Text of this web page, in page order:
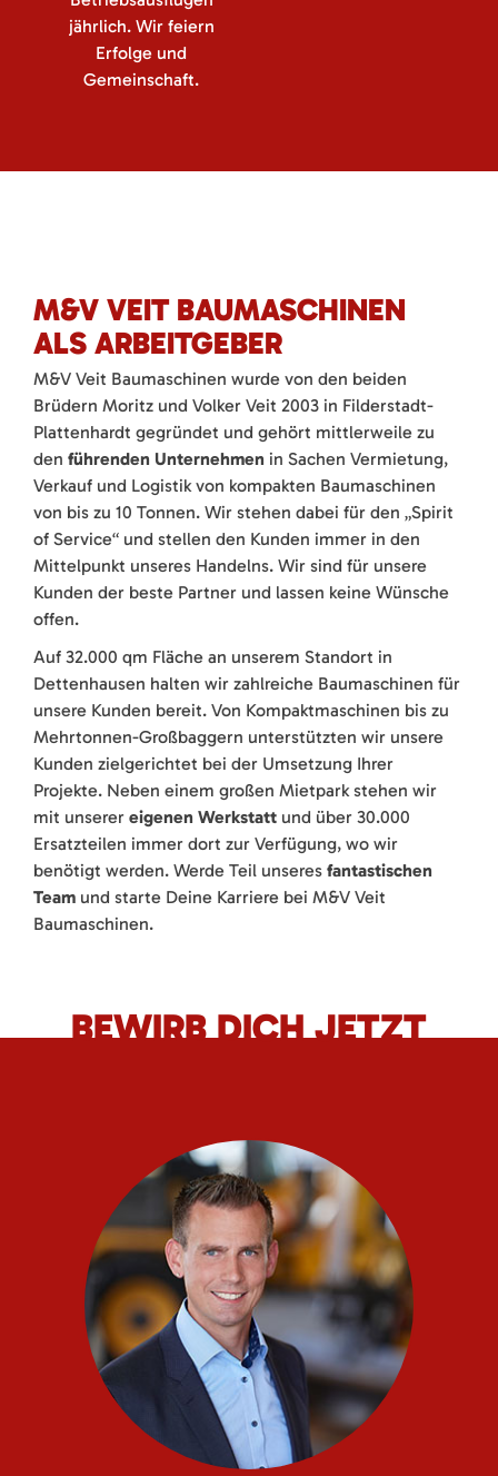
jährlich. Wir feiern
Erfolge und
Gemeinschaft.
M&V VEIT BAUMASCHINEN
ALS ARBEITGEBER
M&V Veit Baumaschinen wurde von den beiden
Brüdern Moritz und Volker Veit 2003 in Filderstadt-
Plattenhardt gegründet und gehört mittlerweile zu
den führenden Unternehmen in Sachen Vermietung,
Verkauf und Logistik von kompakten Baumaschinen
von bis zu 10 Tonnen. Wir stehen dabei für den „Spirit
of Service“ und stellen den Kunden immer in den
Mittelpunkt unseres Handelns. Wir sind für unsere
Kunden der beste Partner und lassen keine Wünsche
offen.
Auf 32.000 qm Fläche an unserem Standort in
Dettenhausen halten wir zahlreiche Baumaschinen für
unsere Kunden bereit. Von Kompaktmaschinen bis zu
Mehrtonnen-Großbaggern unterstützten wir unsere
Kunden zielgerichtet bei der Umsetzung Ihrer
Projekte. Neben einem großen Mietpark stehen wir
mit unserer eigenen Werkstatt und über 30.000
Ersatzteilen immer dort zur Verfügung, wo wir
benötigt werden. Werde Teil unseres fantastischen
Team und starte Deine Karriere bei M&V Veit
Baumaschinen.
BEWIRB DICH JETZT